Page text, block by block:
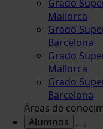
Grado
Mallorca
Grado
Barcelona
Grado
Mallorca
Grado
Barcelona
Áreas de
Alumnos